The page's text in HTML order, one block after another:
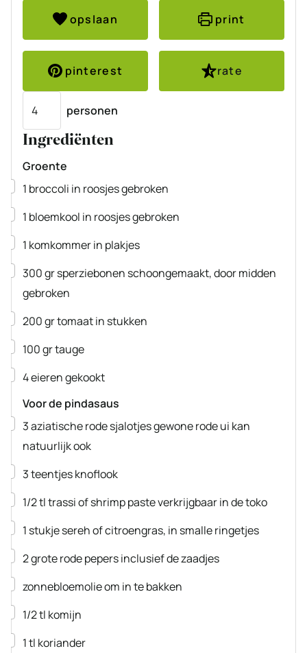
opslaan print
pinterest
rate
personen
Ingrediënten
Groente
▢
1 broccoli in roosjes gebroken
▢
1 bloemkool in roosjes gebroken
▢
1 komkommerin plakjes
▢
300grsperziebonen schoongemaakt, door midden
gebroken
▢
200grtomaatin stukken
▢
100grtauge
▢
4eierengekookt
Voor de pindasaus
▢
3aziatische rode sjalotjesgewone rode ui kan
natuurlijk ook
▢
3teentjesknoflook
▢
1/2tltrassi of shrimp pasteverkrijgbaar in de toko
▢
1 stukjeserehof citroengras, in smalle ringetjes
▢
2groterode pepersinclusief de zaadjes
▢
zonnebloemolieom in te bakken
▢
1/2tl komijn
▢
1tl koriander